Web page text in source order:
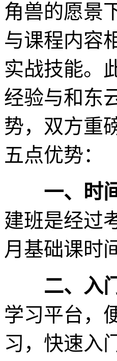
角兽的愿景
与课程内容
实战技能。
经验与和东
势，双方重
五点优势：
一、时
建班是经过
月基础课时
二、入门
学习平台，
习，快速入